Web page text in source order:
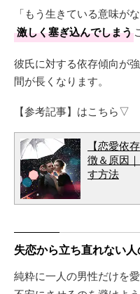
「もう生きている意味が
激しく塞ぎ込んでしまう
彼氏に対する依存傾向が
間が長くなります。
【参考記事】はこちら▽
【恋愛依
徴＆原因
す方法
失恋から立ち直れない
純粋に一人の男性だけを